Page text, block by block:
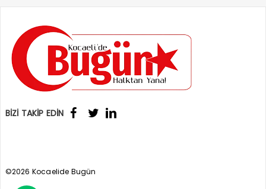
BİZİ TAKİP EDİN
©2026 Kocaelide Bugün